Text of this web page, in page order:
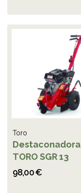
Toro
Destaconadora
TORO SGR 13
98,00 €